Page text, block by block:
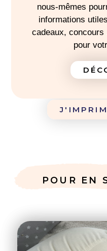
nous-mêmes
informations
cadeaux,
pour
Turbulette
gigoteuse
Pour la sortie, prévoir
POUR EN